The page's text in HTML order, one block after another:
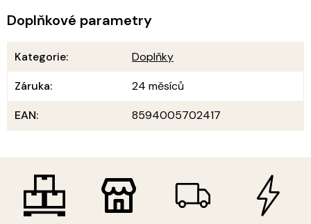
Doplňkové parametry
Kategorie:
Doplňky
Záruka:
24 měsíců
EAN: 8594005702417